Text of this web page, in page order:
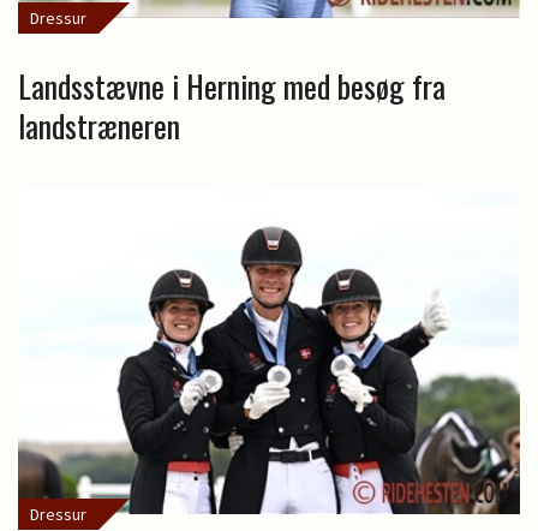
Dressur
Landsstævne i Herning med besøg fra
landstræneren
Dressur